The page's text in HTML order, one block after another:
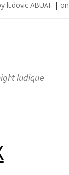
ludovic ABUAF | on
ludique